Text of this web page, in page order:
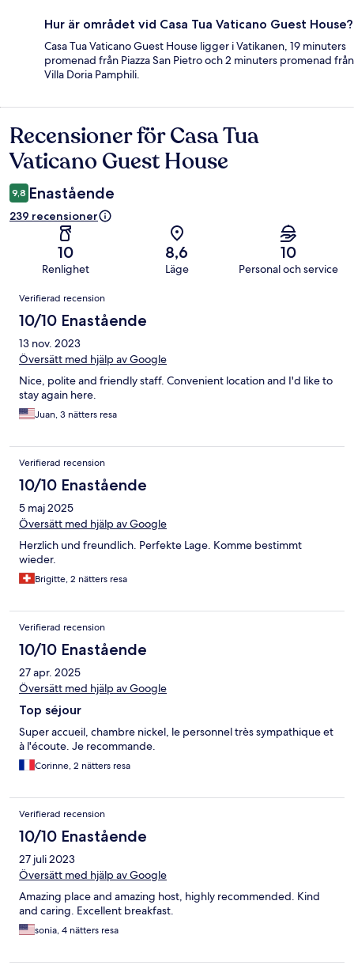
Hur är området vid Casa Tua Vaticano Guest House?
Casa Tua Vaticano Guest House ligger i Vatikanen, 19 minuters
promenad från Piazza San Pietro och 2 minuters promenad från
Villa Doria Pamphili.
Recensioner
Recensioner för Casa Tua
Vaticano Guest House
9,8 Enastående
239 recensioner
10
Renlighet
8,6
Läge
10
Personal och service
Recensioner
Verifierad recension
10/10 Enastående
13 nov. 2023
Översätt med hjälp av Google
Nice, polite and friendly staff. Convenient location and I'd like to
stay again here.
Juan, 3 nätters resa
Verifierad recension
10/10 Enastående
5 maj 2025
Översätt med hjälp av Google
Herzlich und freundlich. Perfekte Lage. Komme bestimmt
wieder.
Brigitte, 2 nätters resa
Verifierad recension
10/10 Enastående
27 apr. 2025
Översätt med hjälp av Google
Top séjour
Super accueil, chambre nickel, le personnel très sympathique et
à l'écoute. Je recommande.
Corinne, 2 nätters resa
Verifierad recension
10/10 Enastående
27 juli 2023
Översätt med hjälp av Google
Amazing place and amazing host, highly recommended. Kind
and caring. Excellent breakfast.
sonia, 4 nätters resa